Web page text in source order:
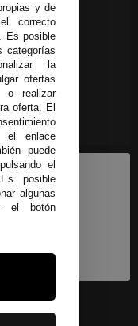
y de
correcto
Es posible
categorías
la
ofertas
o realizar
oferta. El
el enlace
puede
el
posible
algunas
el botón